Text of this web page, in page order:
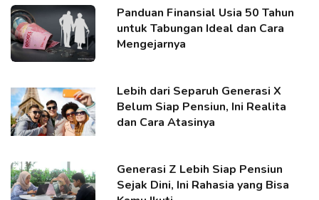
Panduan Finansial Usia 50 Tahun
untuk Tabungan Ideal dan Cara
Mengejarnya
Lebih dari Separuh Generasi X
Belum Siap Pensiun, Ini Realita
dan Cara Atasinya
Generasi Z Lebih Siap Pensiun
Sejak Dini, Ini Rahasia yang Bisa